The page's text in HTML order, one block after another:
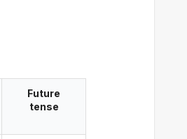
Future
tense